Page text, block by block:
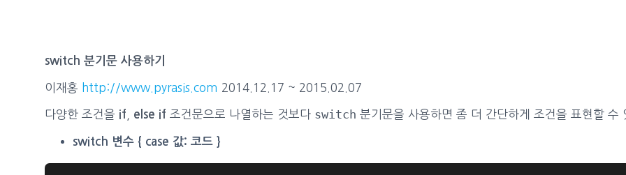
switch 분기문 사용하기
이재홍 http://www.pyrasis.com 2014.12.17 ~ 2015.02.07
다양한 조건을 if else if 조건문으로 나열하는 것보다 switch 분기문을 사용하면 좀 더 간단하게 조건을 표현할 수
switch 변수 { case 값: 코드 }